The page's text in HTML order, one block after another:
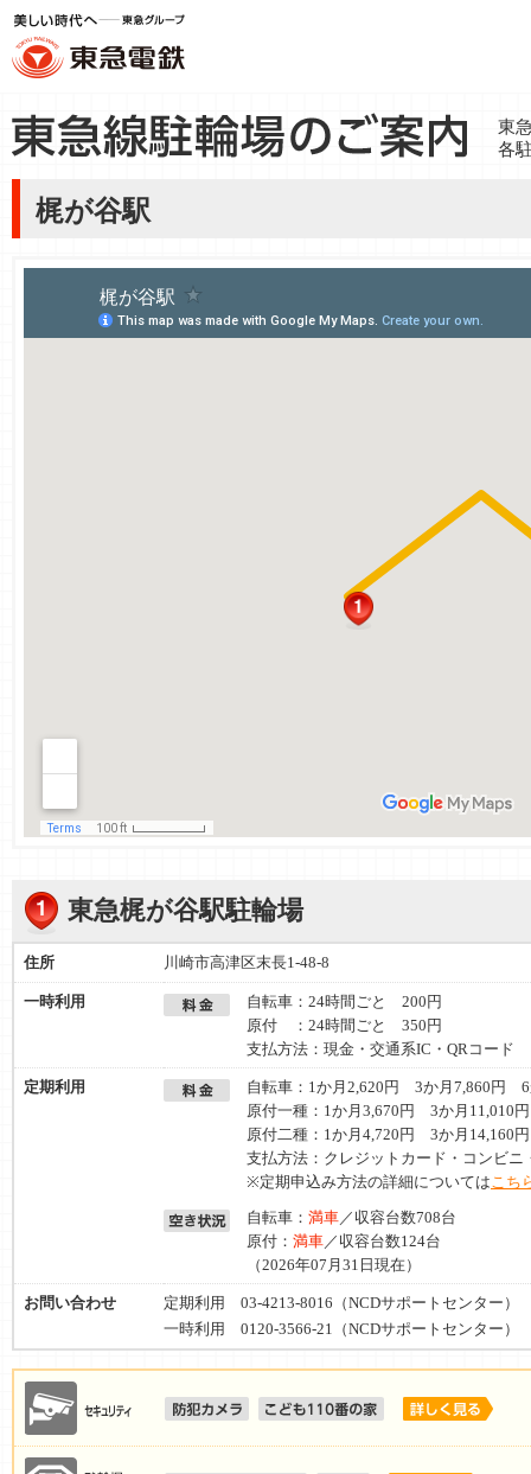
東
各
梶が谷駅
東急梶が谷駅駐輪場
住所 川崎市高津区末長1-48-8
一時利用
自転車：24時間ごと 200円
原付 ：24時間ごと 350円
支払方法：現金・交通系IC・QRコード
定期利用
自転車：1か月2,620円 3か月7,860円 6
原付一種：1か月3,670円 3か月11,010
原付二種：1か月4,720円 3か月14,160
支払方法：クレジットカード・コンビ
※定期申込み方法の詳細についてはこち
自転車： 満車／収容台数708台
原付： 満車／収容台数124台
（2026年07月31日現在）
お問い合わせ
定期利用 03-4213-8016（NCDサポートセンター）
一時利用 0120-3566-21（NCDサポートセンター）